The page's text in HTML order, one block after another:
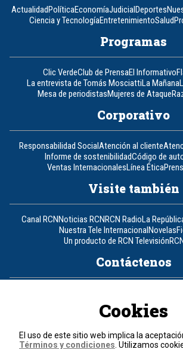
ActualidadPolíticaEconomíaJudicialDeportes
Ciencia y TecnologíaEntretenimientoSalud
Programas
Clic VerdeClub de PrensaEl Informativo
La entrevista de Tomás MosciattiLa Mañana
Mesa de periodistasMujeres de Ataque
Corporativo
Responsabilidad SocialAtención al cliente
Informe de sostenibilidadCódigo de
Ventas InternacionalesLínea Ética
Visite también
Canal RCNNoticias RCNRCN RadioLa
Nuestra Tele InternacionalNovelas
Un producto de RCN Televisión
Contáctenos
Política de cookies
Términos y condiciones
Cookies
El uso de este sitio web implica la
Términos y condiciones . Utilizamos